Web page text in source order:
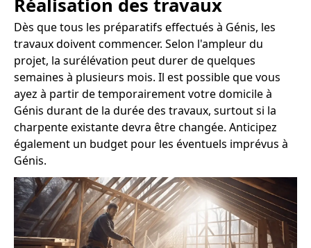
Réalisation des travaux
Dès que tous les préparatifs effectués à Génis, les
travaux doivent commencer. Selon l'ampleur du
projet, la surélévation peut durer de quelques
semaines à plusieurs mois. Il est possible que vous
ayez à partir de temporairement votre domicile à
Génis durant de la durée des travaux, surtout si la
charpente existante devra être changée. Anticipez
également un budget pour les éventuels imprévus à
Génis.